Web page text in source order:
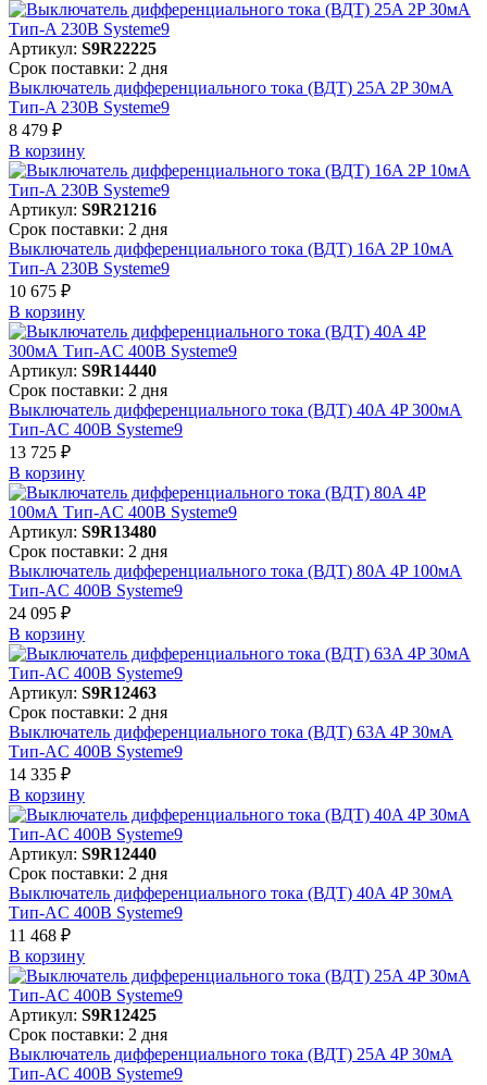
Артикул: S9R22225
Срок поставки: 2 дня
Выключатель дифференциального тока (ВДТ) 25A 2P 30мА
Тип-A 230В Systeme9
8 479 ₽
В корзинy
Артикул: S9R21216
Срок поставки: 2 дня
Выключатель дифференциального тока (ВДТ) 16A 2P 10мА
Тип-A 230В Systeme9
10 675 ₽
В корзинy
Артикул: S9R14440
Срок поставки: 2 дня
Выключатель дифференциального тока (ВДТ) 40A 4P 300мА
Тип-AC 400В Systeme9
13 725 ₽
В корзинy
Артикул: S9R13480
Срок поставки: 2 дня
Выключатель дифференциального тока (ВДТ) 80A 4P 100мА
Тип-AC 400В Systeme9
24 095 ₽
В корзинy
Артикул: S9R12463
Срок поставки: 2 дня
Выключатель дифференциального тока (ВДТ) 63A 4P 30мА
Тип-AC 400В Systeme9
14 335 ₽
В корзинy
Артикул: S9R12440
Срок поставки: 2 дня
Выключатель дифференциального тока (ВДТ) 40A 4P 30мА
Тип-AC 400В Systeme9
11 468 ₽
В корзинy
Артикул: S9R12425
Срок поставки: 2 дня
Выключатель дифференциального тока (ВДТ) 25A 4P 30мА
Тип-AC 400В Systeme9